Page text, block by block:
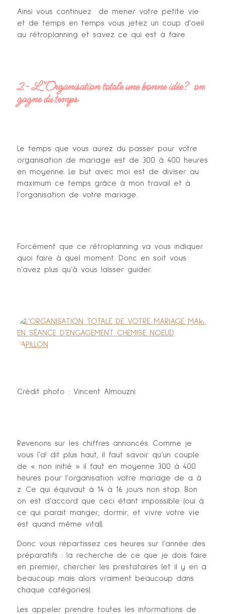
Ainsi vous continuez de mener votre petite vie
et de temps en temps vous jetez un coup d’oeil
au rétroplanning et savez ce qui est à faire.
2- L’Organisation totale une bonne idée? on
gagne du temps
Le temps que vous aurez du passer pour votre
organisation de mariage est de 300 à 400 heures
en moyenne. Le but avec moi est de diviser au
maximum ce temps grâce à mon travail et à
l’organisation de votre mariage.
Forcément que ce rétroplanning va vous indiquer
quoi faire à quel moment. Donc en soit vous
n’avez plus qu’à vous laisser guider.
Crédit photo : Vincent Almouzni
Revenons sur les chiffres annoncés. Comme je
vous l’a! dit plus haut, il faut savoir qu’un couple
de « non initié » il faut en moyenne 300 à 400
heures pour l’organisation votre mariage de a à
z. Ce qui équivaut à 14 à 16 jours non stop. Bon
on est d’accord que ceci étant impossible (oui à
ce qui parait manger, dormir, et vivre votre vie
est quand même vital).
Donc vous répartissez ces heures sur l’année des
préparatifs : la recherche de ce que je dois faire
en premier, chercher les prestataires (et il y en a
beaucoup mais alors vraiment beaucoup dans
chaque catégories).
Les appeler prendre toutes les informations de